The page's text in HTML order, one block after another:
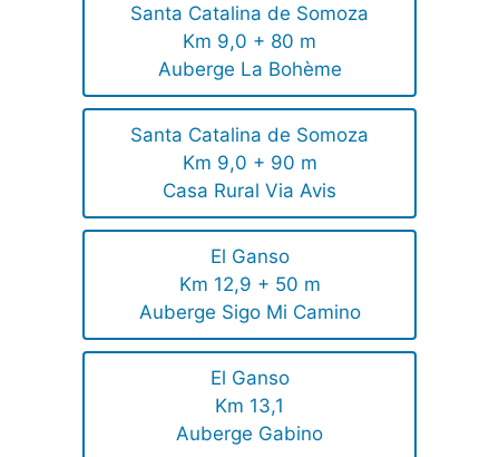
Santa Catalina de Somoza
Km 9,0 + 80 m
Auberge La Bohème
Santa Catalina de Somoza
Km 9,0 + 90 m
Casa Rural Via Avis
El Ganso
Km 12,9 + 50 m
Auberge Sigo Mi Camino
El Ganso
Km 13,1
Auberge Gabino